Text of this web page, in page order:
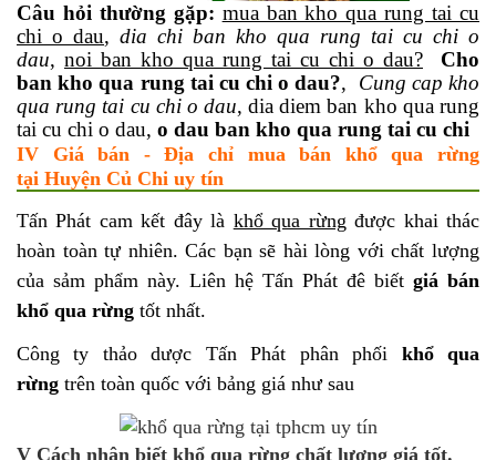
Câu hỏi thường gặp: mua ban kho qua rung tai cu
chi o dau, dia chi ban kho qua rung tai cu chi o
dau, noi ban kho qua rung tai cu chi o dau?
Cho
ban kho qua rung tai cu chi o dau?, Cung cap kho
qua rung tai cu chi o dau, dia diem ban kho qua rung
tai cu chi o dau, o dau ban kho qua rung tai cu chi
IV Giá bán - Địa chỉ mua bán khổ qua rừng
tại Huyện Củ Chi uy tín
Tấn Phát cam kết đây là khổ qua rừng được khai thác
hoàn toàn tự nhiên. Các bạn sẽ hài lòng với chất lượng
của sảm phẩm này. Liên hệ Tấn Phát đê biết giá bán
khổ qua rừng tốt nhất.
Công ty thảo dược Tấn Phát phân phối khổ qua
rừng trên toàn quốc với bảng giá như sau
V Cách nhận biết khổ qua rừng chất lượng giá tốt.